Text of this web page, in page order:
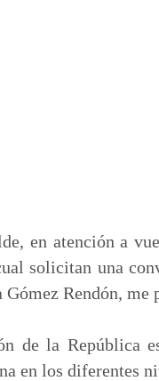
en atención a
solicitan una
Gómez Rendón,
de la República
en los diferentes